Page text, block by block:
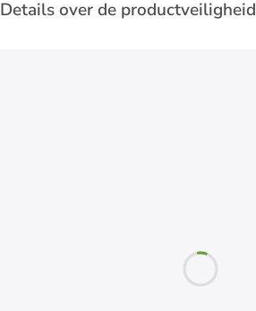
Details over de productveiligheid